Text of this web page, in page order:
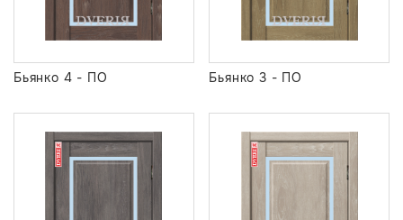
Бьянко 4 - ПО Бьянко 3 - ПО